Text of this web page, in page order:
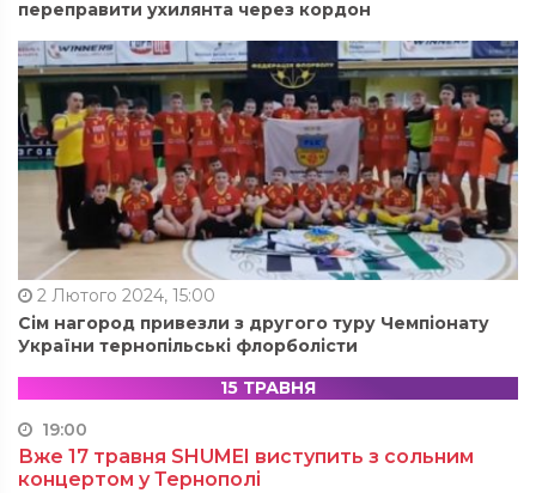
переправити ухилянта через кордон
2 Лютого 2024, 15:00
Сім нагород привезли з другого туру Чемпіонату
України тернопільські флорболісти
15 ТРАВНЯ
19:00
Вже 17 травня SHUMEI виступить з сольним
концертом у Тернополі